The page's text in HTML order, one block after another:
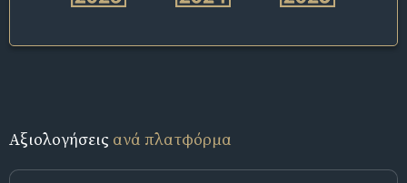
Αξιολογήσεις ανά πλατφόρμα